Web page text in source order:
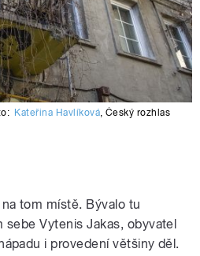
Kateřina Havlíková Český rozhlas
tom místě. Bývalo tu
sebe Vytenis Jakas, obyvatel
i provedení většiny děl.